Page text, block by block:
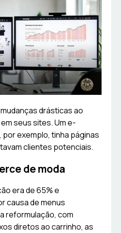
drásticas ao
seus sites. Um e-
exemplo, tinha páginas
clientes potenciais.
de moda
era de 65% e
causa de menus
reformulação, com
diretos ao carrinho, as